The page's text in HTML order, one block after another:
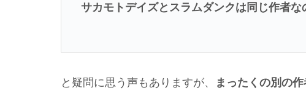
サカモトデイズとスラムダンクは同じ作者な
と疑問に思う声もありますが、 まったくの別の作